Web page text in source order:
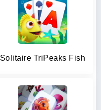
Solitaire TriPeaks Fish